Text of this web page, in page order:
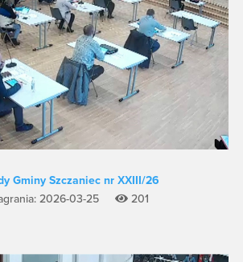
Gminy Szczaniec nr XXIII/26
2026-03-25
201